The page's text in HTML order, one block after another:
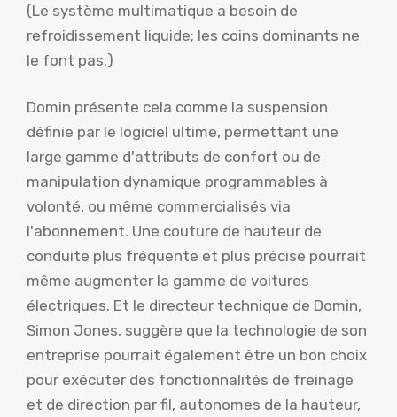
(Le système multimatique a besoin de
refroidissement liquide; les coins dominants ne
le font pas.)
Domin présente cela comme la suspension
définie par le logiciel ultime, permettant une
large gamme d'attributs de confort ou de
manipulation dynamique programmables à
volonté, ou même commercialisés via
l'abonnement. Une couture de hauteur de
conduite plus fréquente et plus précise pourrait
même augmenter la gamme de voitures
électriques. Et le directeur technique de Domin,
Simon Jones, suggère que la technologie de son
entreprise pourrait également être un bon choix
pour exécuter des fonctionnalités de freinage
et de direction par fil, autonomes de la hauteur,